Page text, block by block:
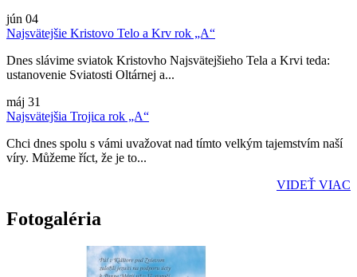
jún 04
Najsvätejšie Kristovo Telo a Krv rok „A“
Dnes slávime sviatok Kristovho Najsvätejšieho Tela a Krvi teda:
ustanovenie Sviatosti Oltárnej a...
máj 31
Najsvätejšia Trojica rok „A“
Chci dnes spolu s vámi uvažovat nad tímto velkým tajemstvím naší
víry. Můžeme říct, že je to...
VIDEŤ VIAC
Fotogaléria